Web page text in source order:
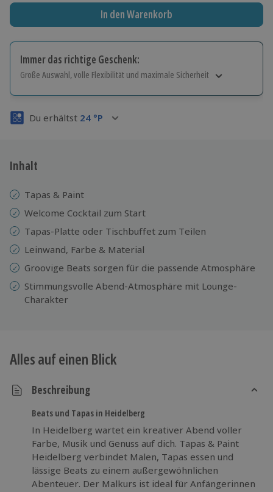
In den Warenkorb
Immer das richtige Geschenk:
Große Auswahl, volle Flexibilität und maximale Sicherheit
Volle Flexibilität
3 Jahre gültig & verlängerbar.
Du erhältst 24 °P
Inhalt
Tapas & Paint
Welcome Cocktail zum Start
Tapas-Platte oder Tischbuffet zum Teilen
Leinwand, Farbe & Material
Groovige Beats sorgen für die passende Atmosphäre
Stimmungsvolle Abend-Atmosphäre mit Lounge-
Charakter
Alles auf einen Blick
Beschreibung
Beats und Tapas in Heidelberg
In Heidelberg wartet ein kreativer Abend voller
Farbe, Musik und Genuss auf dich. Tapas & Paint
Heidelberg verbindet Malen, Tapas essen und
lässige Beats zu einem außergewöhnlichen
Abenteuer. Der Malkurs ist ideal für Anfängerinnen